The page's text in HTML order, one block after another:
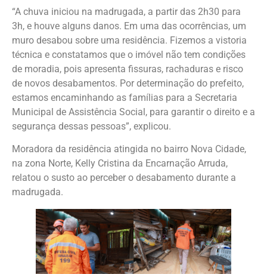
“A chuva iniciou na madrugada, a partir das 2h30 para
3h, e houve alguns danos. Em uma das ocorrências, um
muro desabou sobre uma residência. Fizemos a vistoria
técnica e constatamos que o imóvel não tem condições
de moradia, pois apresenta fissuras, rachaduras e risco
de novos desabamentos. Por determinação do prefeito,
estamos encaminhando as famílias para a Secretaria
Municipal de Assistência Social, para garantir o direito e a
segurança dessas pessoas”, explicou.
Moradora da residência atingida no bairro Nova Cidade,
na zona Norte, Kelly Cristina da Encarnação Arruda,
relatou o susto ao perceber o desabamento durante a
madrugada.